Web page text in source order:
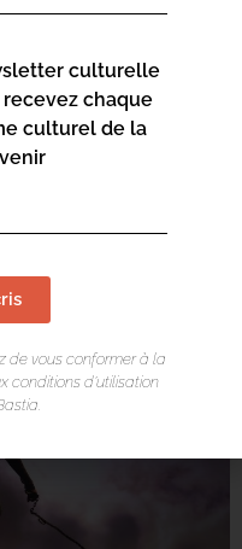
Smith & Wesson 9
l’arme à la main. Elle
pas sûr puis le
et la détermination.
son objectif et sa
culturelle
chaque
culturel de la
de vous conformer à la
conditions d’utilisation